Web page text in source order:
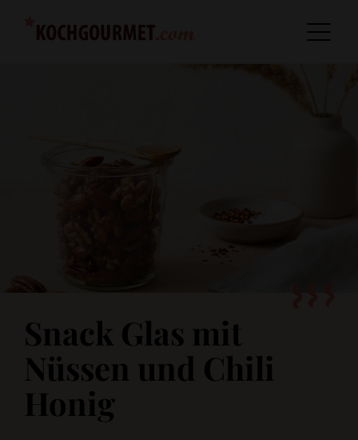
Snack Glas mit
Nüssen und Chili
Honig